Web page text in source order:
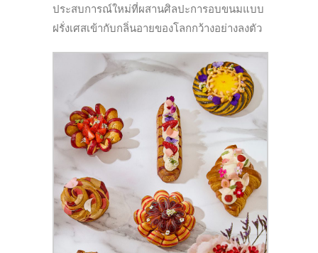
ประสบการณ์ใหม่ที่ผสานศิลปะการอบขนมแบบ
ฝรั่งเศสเข้ากับกลิ่นอายของโลกกว้างอย่างลงตัว